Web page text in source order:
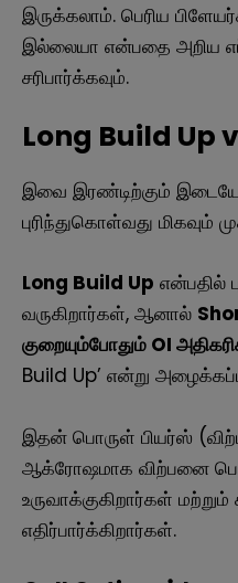
இருக்கலாம். பெரிய
இல்லையா என்பதை அறிய
சரிபார்க்கவும்.
Long Build Up
இவை இரண்டிற்கும்
புரிந்துகொள்வது மிகவும்
Long Build Up என்பதில்
வருகிறார்கள், ஆனால்
குறையும்போதும் OI
Build Up’ என்று
இதன் பொருள் பியர்ஸ்
ஆக்ரோஷமாக விற்பனை
உருவாக்குகிறார்கள்
எதிர்பார்க்கிறார்கள்.